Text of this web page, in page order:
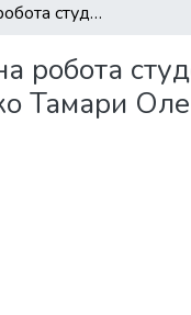
Атестаційна робота студентки Литвиненко Тамари Олегівни
робота
Тамари